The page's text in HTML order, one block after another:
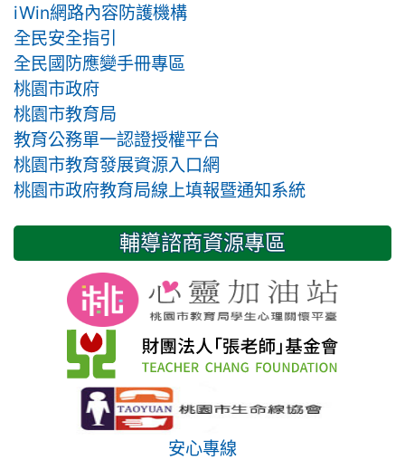
iWin網路內容防護機構
全民安全指引
全民國防應變手冊專區
桃園市政府
桃園市教育局
教育公務單一認證授權平台
桃園市教育發展資源入口網
桃園市政府教育局線上填報暨通知系統
輔導諮商資源專區
安心專線